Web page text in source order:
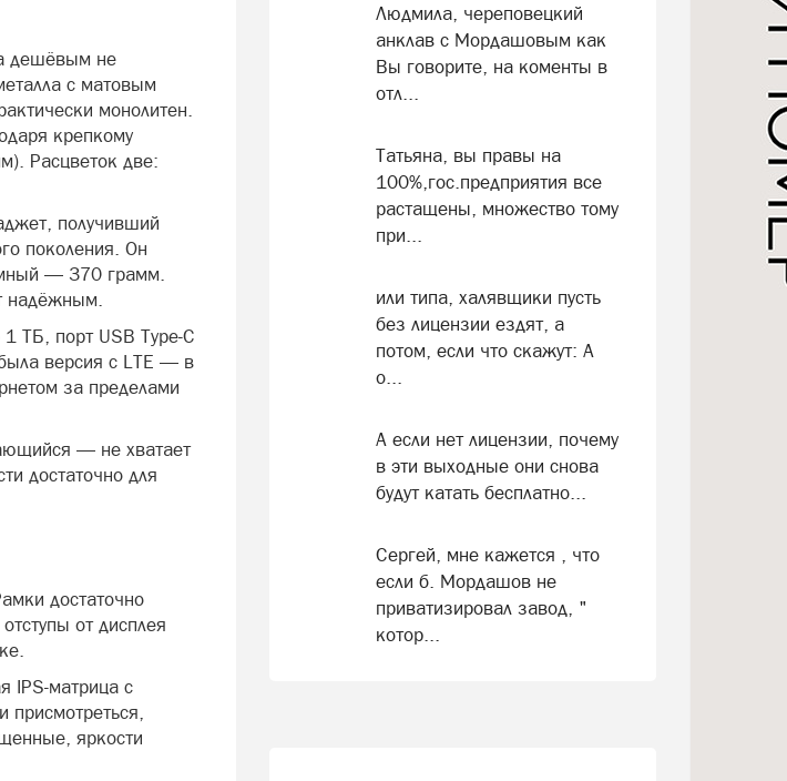
дешёвым не
с матовым
монолитен.
крепкому
Расцветок две:
получивший
поколения. Он
— 370 грамм.
надёжным.
ТБ, порт USB Type-C
версия с LTE — в
за пределами
— не хватает
достаточно для
достаточно
от дисплея
IPS-матрица с
присмотреться,
яркости
Людмила, череповецкий
анклав с Мордашовым как
Вы говорите, на коменты в
отл...
Татьяна, вы правы на
100%,гос.предприятия все
растащены, множество тому
при...
или типа, халявщики пусть
без лицензии ездят, а
потом, если что скажут: А
о...
А если нет лицензии, почему
в эти выходные они снова
будут катать бесплатно...
Сергей, мне кажется , что
если б. Мордашов не
приватизировал завод, "
котор...